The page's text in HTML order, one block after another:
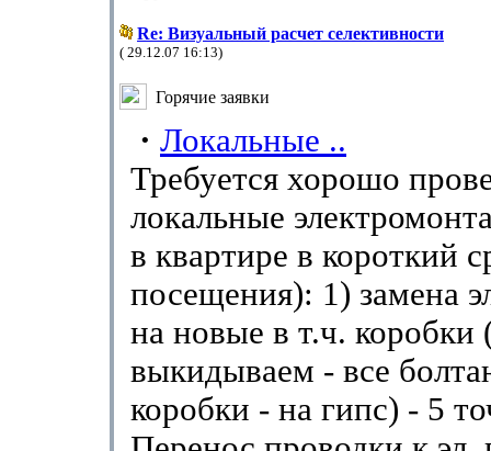
Re: Визуальный расчет селективности
( 29.12.07 16:13)
Горячие заявки
· Локальные ..
Требуется хорошо
локальные
в квартире в короткий
посещения): 1) замена
на новые в т.ч. коробки
выкидываем - все
коробки - на гипс) - 5